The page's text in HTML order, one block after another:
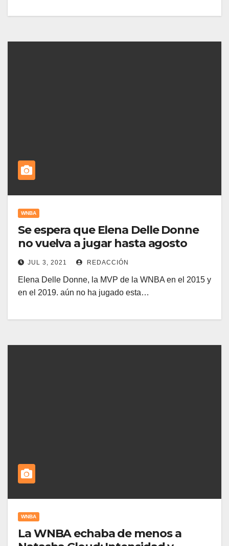
WNBA
Se espera que Elena Delle Donne
no vuelva a jugar hasta agosto
JUL 3, 2021 REDACCIÓN
Elena Delle Donne, la MVP de la WNBA en el 2015 y
en el 2019. aún no ha jugado esta…
WNBA
La WNBA echaba de menos a